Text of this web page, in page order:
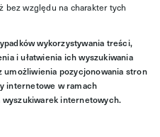
bez względu na charakter tych
wykorzystywania treści,
i ułatwienia ich wyszukiwania
pozycjonowania stron
internetowe w ramach
wyszukiwarek internetowych.